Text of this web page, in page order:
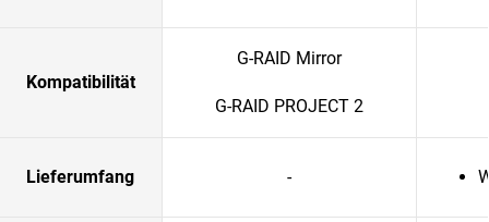
Kompatibilität
G-RAID Mirror
G-RAID PROJECT 2
Lieferumfang -